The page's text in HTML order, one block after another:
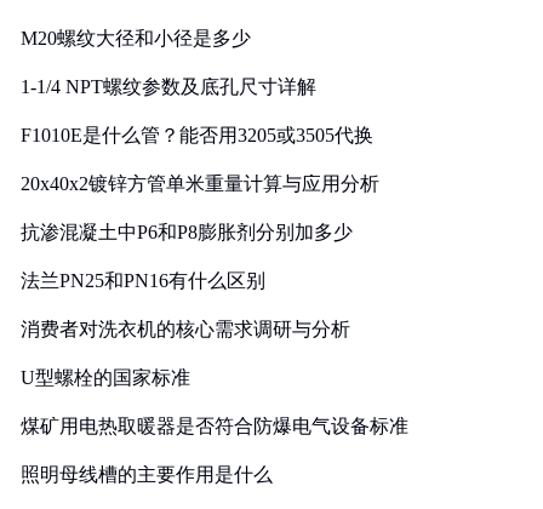
M20螺纹大径和小径是多少
1-1/4 NPT螺纹参数及底孔尺寸详解
F1010E是什么管？能否用3205或3505代换
20x40x2镀锌方管单米重量计算与应用分析
抗渗混凝土中P6和P8膨胀剂分别加多少
法兰PN25和PN16有什么区别
消费者对洗衣机的核心需求调研与分析
U型螺栓的国家标准
煤矿用电热取暖器是否符合防爆电气设备标准
照明母线槽的主要作用是什么